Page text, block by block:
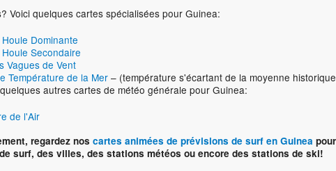
Voici quelques cartes spécialisées pour Guinea:
Dominante
Secondaire
Vagues de Vent
Température de la Mer – (température s'écartant de la moyenne
autres cartes de météo générale pour Guinea:
de l'Air
regardez nos cartes animées de prévisions de surf en Guinea
surf, des villes, des stations météos ou encore des stations de ski!